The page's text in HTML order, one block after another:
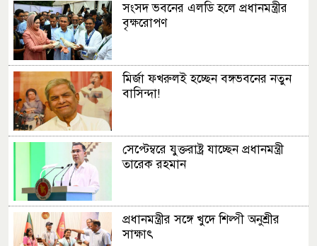
সংসদ ভবনের এলডি হলে প্রধানমন্ত্রীর
বৃক্ষরোপণ
মির্জা ফখরুলই হচ্ছেন বঙ্গভবনের নতুন
বাসিন্দা!
সেপ্টেম্বরে যুক্তরাষ্ট্র যাচ্ছেন প্রধানমন্ত্রী
তারেক রহমান
প্রধানমন্ত্রীর সঙ্গে খুদে শিল্পী অনুশ্রীর
সাক্ষাৎ